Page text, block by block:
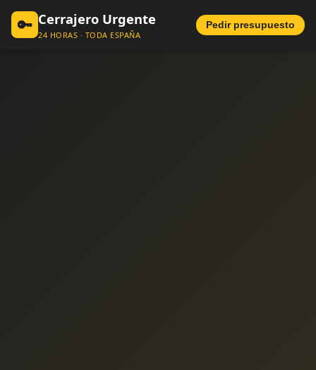
🔑 Cerrajero Urgente
24 HORAS · TODA ESPAÑA
Pedir presupuesto